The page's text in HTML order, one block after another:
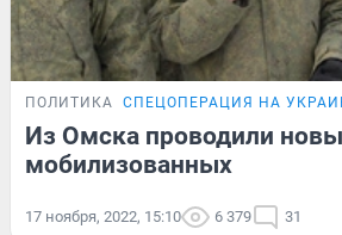
ПОЛИТИКА СПЕЦОПЕРАЦИЯ НА
Из Омска проводили
мобилизованных
17 ноября, 2022, 15:10 6 379 31